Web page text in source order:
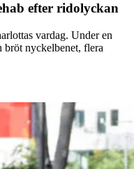
efter ridolyckan
vardag. Under en
bröt nyckelbenet, flera